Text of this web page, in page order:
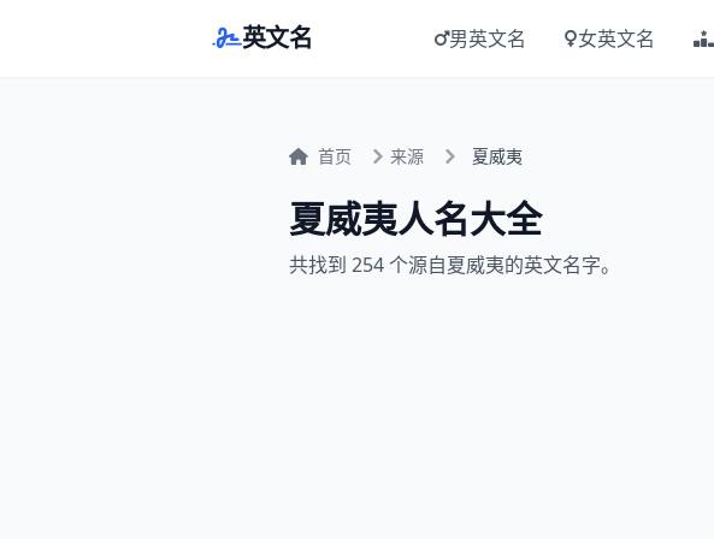
英文名 男英文名 女英文名
首页 来源 夏威夷
夏威夷人名大全
共找到 254 个源自夏威夷的英文名字。